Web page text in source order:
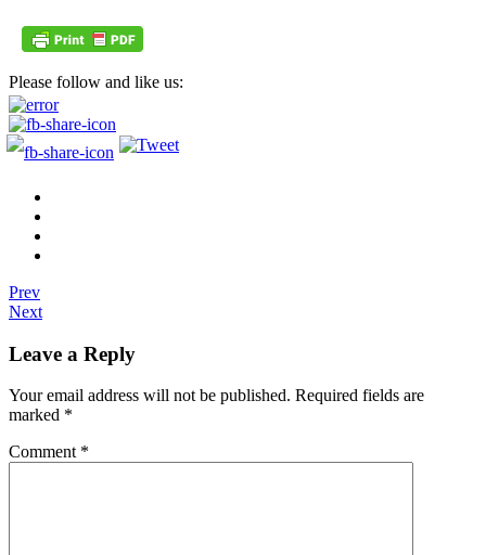
Please follow and like us:
Prev
Next
Leave a Reply
Your email address will not be published. Required fields are
marked *
Comment *